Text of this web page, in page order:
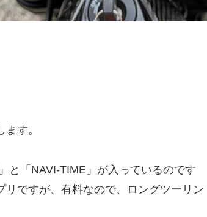
す。
と「NAVI-TIME」が入っているのです
ですが、有料なので、ロングツーリン